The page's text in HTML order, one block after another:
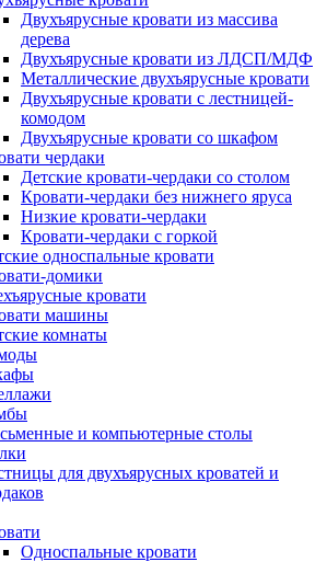
Двухъярусные кровати из массива
дерева
Двухъярусные кровати из ЛДСП/МДФ
Металлические двухъярусные кровати
Двухъярусные кровати с лестницей-
комодом
Двухъярусные кровати со шкафом
чердаки
Детские кровати-чердаки со столом
Кровати-чердаки без нижнего яруса
Низкие кровати-чердаки
Кровати-чердаки с горкой
односпальные кровати
домики
кровати
машины
комнаты
и компьютерные столы
для двухъярусных кроватей и
Односпальные кровати